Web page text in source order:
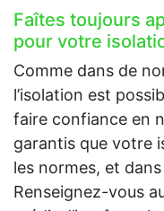
Faîtes toujours
pour votre
Comme dans de
l’isolation est
faire confiance en
garantis que votre
les normes, et
Renseignez-vous